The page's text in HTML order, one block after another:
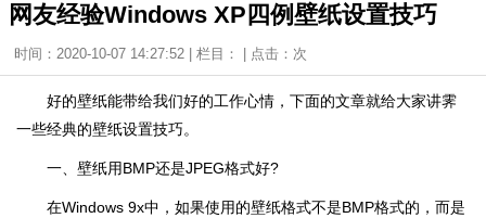
网友经验Windows XP四例壁纸设置技巧
时间：2020-10-07 14:27:52 | 栏目： | 点击： 次
好的壁纸能带给我们好的工作心情，下面的文章就给大家讲霁
一些经典的壁纸设置技巧。
一、壁纸用BMP还是JPEG格式好?
在Windows 9x中，如果使用的壁纸格式不是BMP格式的，而是